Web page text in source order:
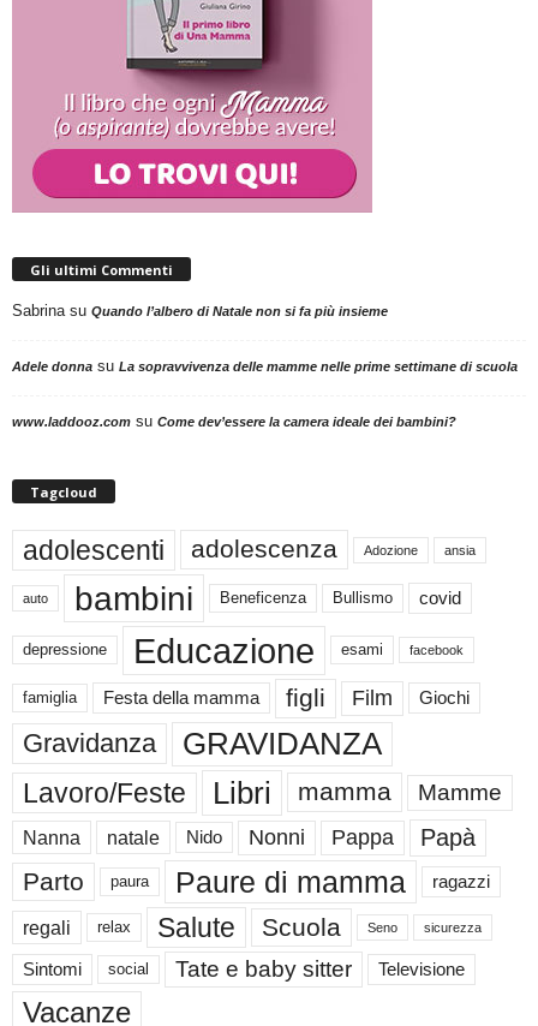
Gli ultimi Commenti
Sabrina su Quando l’albero di Natale non si fa più insieme
Adele donna su La sopravvivenza delle mamme nelle prime settimane di scuola
www.laddooz.com su Come dev’essere la camera ideale dei bambini?
Tagcloud
adolescenti adolescenza Adozione ansia
auto bambini Beneficenza Bullismo covid
depressione Educazione esami facebook
famiglia Festa della mamma figli Film Giochi
Gravidanza GRAVIDANZA
Lavoro/Feste Libri mamma Mamme
Nanna natale Nido Nonni Pappa Papà
Parto paura Paure di mamma ragazzi
regali relax Salute Scuola Seno sicurezza
Sintomi social Tate e baby sitter Televisione
Vacanze